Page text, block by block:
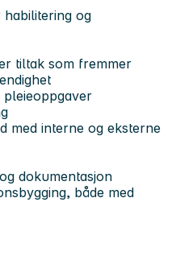
og
tiltak som fremmer
med interne og eksterne
dokumentasjon
både med